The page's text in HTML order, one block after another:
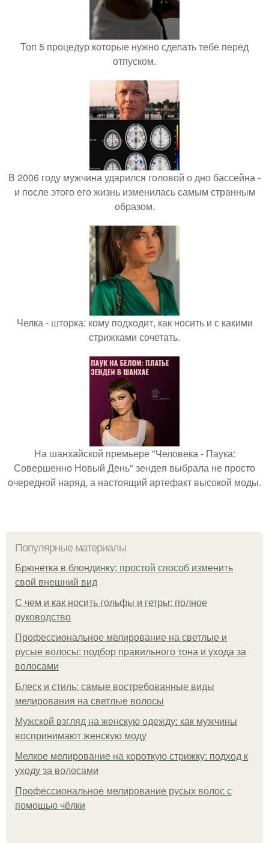
Топ 5 процедур которые нужно сделать тебе перед
отпуском.
В 2006 году мужчина ударился головой о дно бассейна -
и после этого его жизнь изменилась самым странным
образом.
Челка - шторка: кому подходит, как носить и с какими
стрижками сочетать.
На шанхайской премьере "Человека - Паука:
Совершенно Новый День" зендея выбрала не просто
очередной наряд, а настоящий артефакт высокой моды.
Популярные материалы
Брюнетка в блондинку: простой способ изменить
свой внешний вид
С чем и как носить гольфы и гетры: полное
руководство
Профессиональное мелирование на светлые и
русые волосы: подбор правильного тона и ухода за
волосами
Блеск и стиль: самые востребованные виды
мелирования на светлые волосы
Мужской взгляд на женскую одежду: как мужчины
воспринимают женскую моду
Мелкое мелирование на короткую стрижку: подход к
уходу за волосами
Профессиональное мелирование русых волос с
помощью чёлки